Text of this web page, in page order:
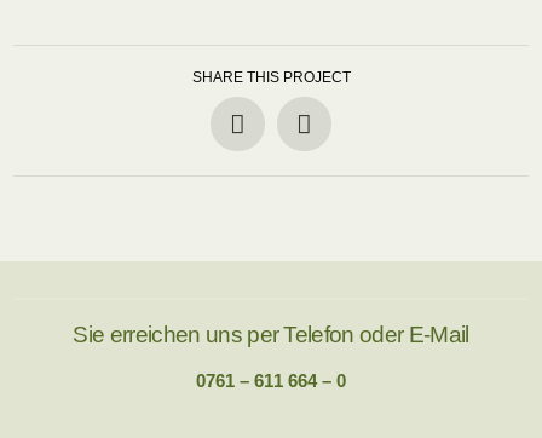
SHARE THIS PROJECT
Sie erreichen uns per Telefon oder E-Mail
0761 – 611 664 – 0